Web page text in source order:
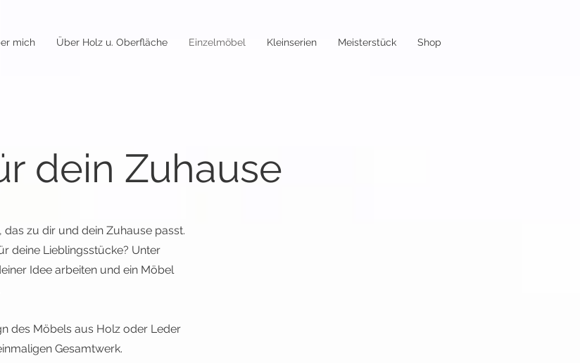
mich Über Holz u. Oberfläche Einzelmöbel Kleinserien Meisterstück Shop
dein Zuhause
zu dir und dein Zuhause passt.
deine Lieblingsstücke? Unter
Idee arbeiten und ein Möbel
des Möbels aus Holz oder Leder
Gesamtwerk.